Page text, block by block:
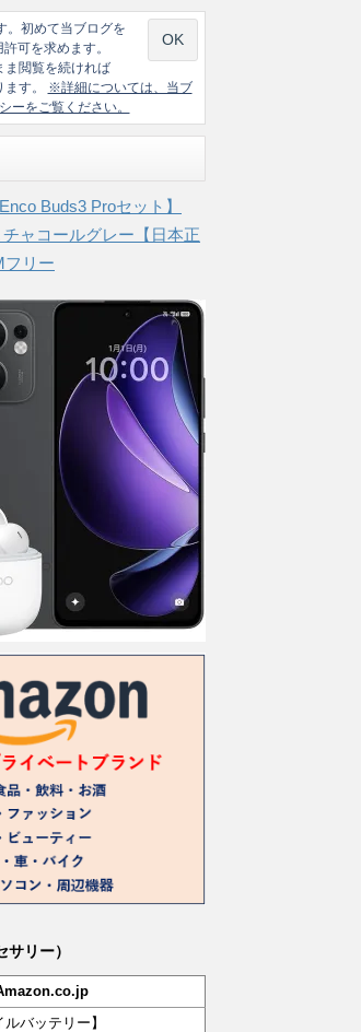
。初めて当ブログを
可を求めます。
ま閲覧を続ければ
す。
※詳細については、当ブ
ーをご覧ください。
Buds3 Proセット】
ャコールグレー【日本正
フリー
リー）
ルバッテリー】